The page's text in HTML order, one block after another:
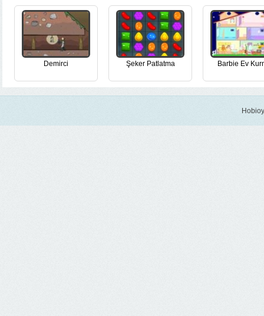
Demirci Şeker Patlatma Barbie Ev